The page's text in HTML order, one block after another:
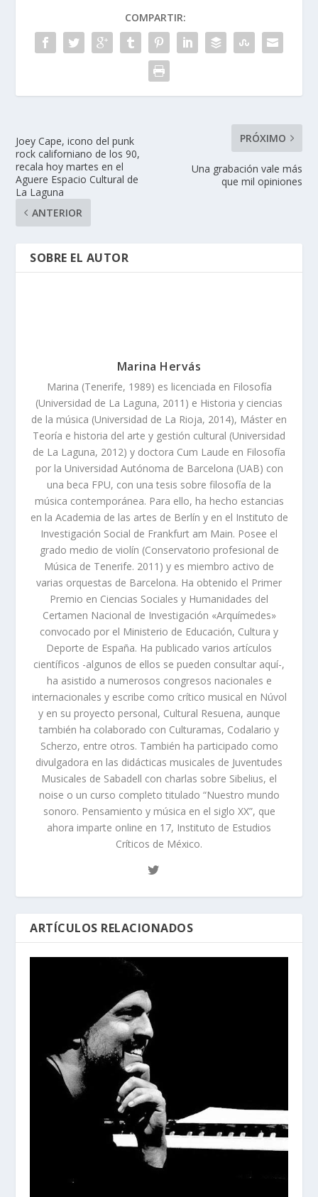
COMPARTIR:
Joey Cape, icono del punk
rock californiano de los 90,
recala hoy martes en el
Aguere Espacio Cultural de
La Laguna
ANTERIOR
PRÓXIMO
Una grabación vale más
que mil opiniones
SOBRE EL AUTOR
Marina Hervás
Marina (Tenerife, 1989) es licenciada en Filosofía
(Universidad de La Laguna, 2011) e Historia y ciencias
de la música (Universidad de La Rioja, 2014), Máster en
Teoría e historia del arte y gestión cultural (Universidad
de La Laguna, 2012) y doctora Cum Laude en Filosofía
por la Universidad Autónoma de Barcelona (UAB) con
una beca FPU, con una tesis sobre filosofía de la
música contemporánea. Para ello, ha hecho estancias
en la Academia de las artes de Berlín y en el Instituto de
Investigación Social de Frankfurt am Main. Posee el
grado medio de violín (Conservatorio profesional de
Música de Tenerife. 2011) y es miembro activo de
varias orquestas de Barcelona. Ha obtenido el Primer
Premio en Ciencias Sociales y Humanidades del
Certamen Nacional de Investigación «Arquímedes»
convocado por el Ministerio de Educación, Cultura y
Deporte de España. Ha publicado varios artículos
científicos -algunos de ellos se pueden consultar aquí-,
ha asistido a numerosos congresos nacionales e
internacionales y escribe como crítico musical en Núvol
y en su proyecto personal, Cultural Resuena, aunque
también ha colaborado con Culturamas, Codalario y
Scherzo, entre otros. También ha participado como
divulgadora en las didácticas musicales de Juventudes
Musicales de Sabadell con charlas sobre Sibelius, el
noise o un curso completo titulado “Nuestro mundo
sonoro. Pensamiento y música en el siglo XX”, que
ahora imparte online en 17, Instituto de Estudios
Críticos de México.
ARTÍCULOS RELACIONADOS